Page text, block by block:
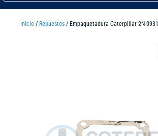
Inicio / Repuestos / Empaquetadura Caterpillar 2N-0931